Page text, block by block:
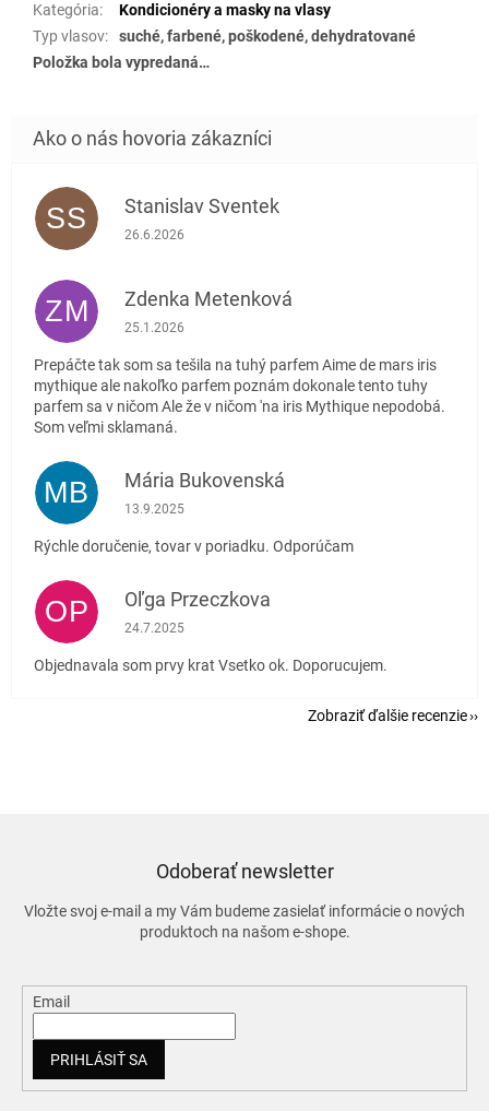
Kategória:
Kondicionéry a masky na vlasy
Typ vlasov:
suché, farbené, poškodené, dehydratované
Položka bola vypredaná…
SS Stanislav Sventek
Hodnotenie obchodu je 5 z 5 hviezdičiek.
26.6.2026
ZM Zdenka Metenková
Hodnotenie obchodu je 1 z 5 hviezdičiek.
25.1.2026
Prepáčte tak som sa tešila na tuhý parfem Aime de mars iris
mythique ale nakoľko parfem poznám dokonale tento tuhy
parfem sa v ničom Ale že v ničom 'na iris Mythique nepodobá.
Som veľmi sklamaná.
MB Mária Bukovenská
Hodnotenie obchodu je 5 z 5 hviezdičiek.
13.9.2025
Rýchle doručenie, tovar v poriadku. Odporúčam
OP Oľga Przeczkova
Hodnotenie obchodu je 5 z 5 hviezdičiek.
24.7.2025
Objednavala som prvy krat Vsetko ok. Doporucujem.
Zobraziť ďalšie recenzie
Odoberať newsletter
Vložte svoj e-mail a my Vám budeme zasielať informácie o nových
produktoch na našom e-shope.
Email
PRIHLÁSIŤ SA